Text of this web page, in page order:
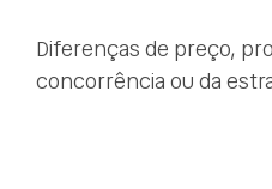
Diferenças de preço,
concorrência ou da